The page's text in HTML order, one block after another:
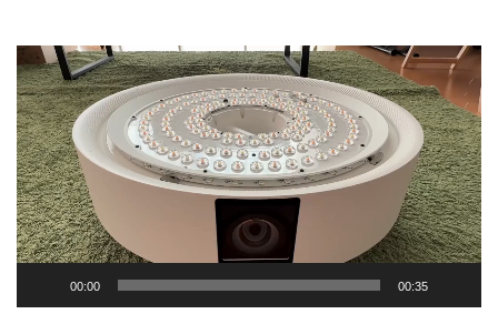
画
プ
レ
ー
ヤ
ー
00:00 00:35